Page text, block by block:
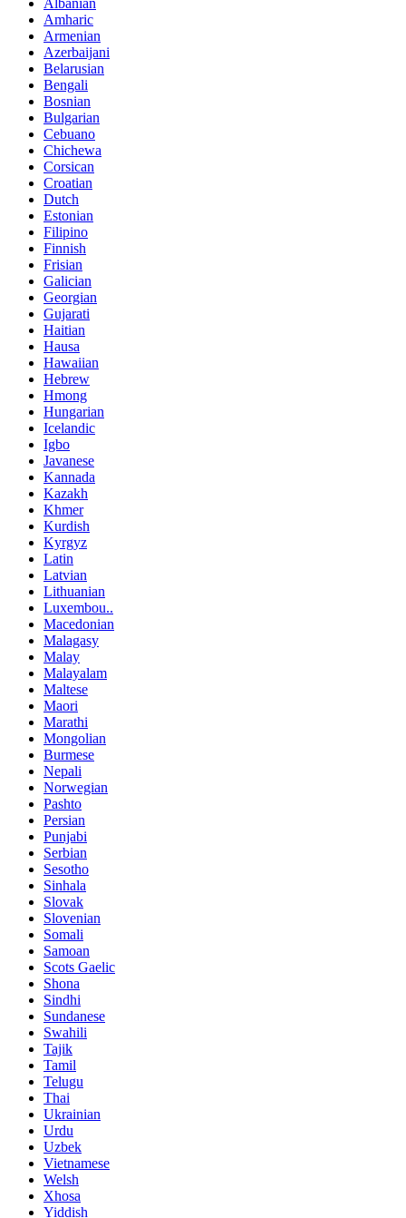
Albanian
Amharic
Armenian
Azerbaijani
Belarusian
Bengali
Bosnian
Bulgarian
Cebuano
Chichewa
Corsican
Croatian
Dutch
Estonian
Filipino
Finnish
Frisian
Galician
Georgian
Gujarati
Haitian
Hausa
Hawaiian
Hebrew
Hmong
Hungarian
Icelandic
Igbo
Javanese
Kannada
Kazakh
Khmer
Kurdish
Kyrgyz
Latin
Latvian
Lithuanian
Luxembou..
Macedonian
Malagasy
Malay
Malayalam
Maltese
Maori
Marathi
Mongolian
Burmese
Nepali
Norwegian
Pashto
Persian
Punjabi
Serbian
Sesotho
Sinhala
Slovak
Slovenian
Somali
Samoan
Scots Gaelic
Shona
Sindhi
Sundanese
Swahili
Tajik
Tamil
Telugu
Thai
Ukrainian
Urdu
Uzbek
Vietnamese
Welsh
Xhosa
Yiddish